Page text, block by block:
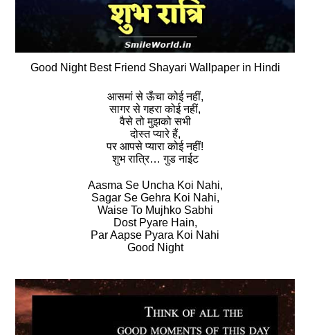
Good Night Best Friend Shayari Wallpaper in Hindi
आसमां से ऊँचा कोई नहीं,
सागर से गहरा कोई नहीं,
वैसे तो मुझको सभी
दोस्‍त प्‍यारे हैं,
पर आपसे प्‍यारा कोई नहीं!
शुभ रात्रि… गुड नाईट
Aasma Se Uncha Koi Nahi,
Sagar Se Gehra Koi Nahi,
Waise To Mujhko Sabhi
Dost Pyare Hain,
Par Aapse Pyara Koi Nahi
Good Night